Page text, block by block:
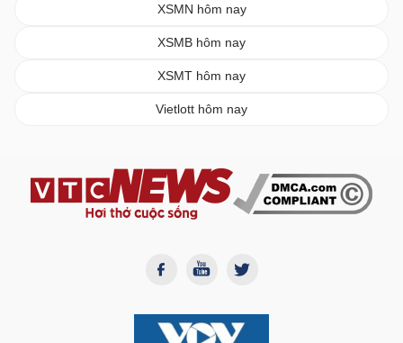
XSMN hôm nay
XSMB hôm nay
XSMT hôm nay
Vietlott hôm nay